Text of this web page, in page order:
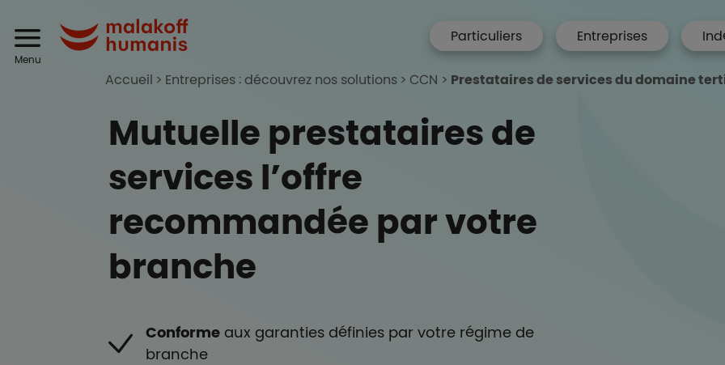
Header
Menu Malakoff Humanis Accueil
menu hp
Particuliers Entreprises
Accueil Entreprises : découvrez nos solutions CCN Prestataires de services du domaine
Mutuelle prestataires de
services l’offre
recommandée par votre
branche
Conforme aux garanties définies par votre régime de
branche